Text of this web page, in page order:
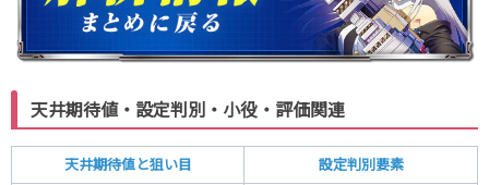
天井期待値・設定判別・小役・評価関連
天井期待値と狙い目 設定判別要素